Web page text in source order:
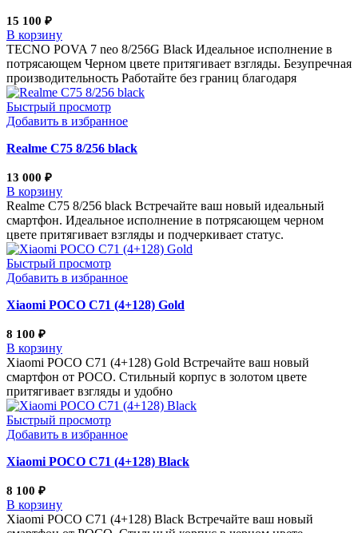
15 100 ₽
В корзину
TECNO POVA 7 neo 8/256G Black Идеальное исполнение в
потрясающем Черном цвете притягивает взгляды. Безупречная
производительность Работайте без границ благодаря
Быстрый просмотр
Добавить в избранное
Realme С75 8/256 black
13 000 ₽
В корзину
Realme С75 8/256 black Встречайте ваш новый идеальный
смартфон. Идеальное исполнение в потрясающем черном
цвете притягивает взгляды и подчеркивает статус.
Быстрый просмотр
Добавить в избранное
Xiaomi POCO C71 (4+128) Gold
8 100 ₽
В корзину
Xiaomi POCO C71 (4+128) Gold Встречайте ваш новый
смартфон от POCO. Стильный корпус в золотом цвете
притягивает взгляды и удобно
Быстрый просмотр
Добавить в избранное
Xiaomi POCO C71 (4+128) Black
8 100 ₽
В корзину
Xiaomi POCO C71 (4+128) Black Встречайте ваш новый